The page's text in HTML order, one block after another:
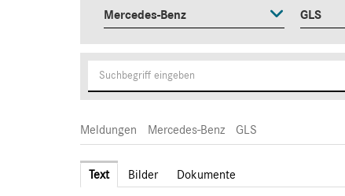
Mercedes-Benz GLS
Meldungen Mercedes-Benz GLS
Text Bilder Dokumente